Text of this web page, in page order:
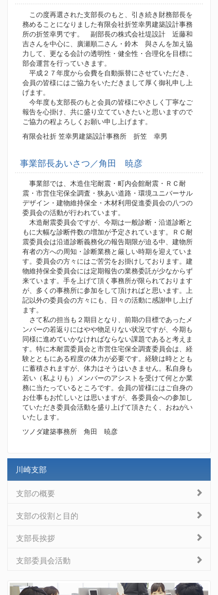
この度再選された支部長のもと、引き続き財務部長を
務めることになりました有限会社折笠幸男建築設計事務
所の折笠幸男です。 副部長の株式会社堤設計 近藤和
吉さんを中心に、廣瀬順二さん・鈴木 與さんを加え協
力して、更なる会計の透明性・健全性・合理化を目標に
部会運営を行っていきます。
平成２７年度から会費を自動振替にさせていただき、
会員の皆様にはご協力をいただきまして厚く御礼申し上
げます。
今年度も支部長のもと会員の皆様にやさしく丁寧なご
報告を心掛け、共に盛り立てていきたいと思いますので
ご協力の程よろしくお願い申し上げます。
有限会社折 笠幸男建築設計事務所 折笠 幸男
事業部長あいさつ／角田 暁彦
事業部では、木造住宅耐震・町内会館耐震・ＲＣ耐
震・市営住宅保全調査・狭あい道路・環境ユニバーサル
デザイン・建物維持保全・木材利用促進委員会の八つの
委員会の活動が行われています。
木造耐震委員会ですが、今期は一般診断・沿道診断と
もに大幅な診断件数の増加が予定されています。ＲＣ耐
震委員会は沿道診断義務化の報告期限が迫る中、建物所
有者の方への周知・診断業務と厳しい時期を迎えていま
す。委員会の方々にはご苦労をお掛けしております。建
物維持保全委員会には定期報告の業務委託が少なからず
来ています。手を上げて頂く事務所が限られております
が、多くの事務所に参加をして頂ければと思います。上
記以外の委員会の方々にも、日々の活動に感謝申し上げ
ます。
さて私の担当も２期目となり、前期の目標であったメ
ンバーの若返りにはやや物足りない状況ですが、今期も
同様に進めていかなければならない課題であると考えま
す。特に木耐震委員会と市営住宅保全調査委員会は、経
験とともにある程度の体力が必要です。経験は時ととも
に蓄積されますが、体力はそうはいきません。私自身も
若い（私よりも）メンバーのアシストを受けて何とか業
務に当たっているところです。会員の皆様にはご自身の
お仕事もお忙しいとは思いますが、各委員会への参加し
ていただき委員会活動を盛り上げて頂きたく、おねがい
いたします。
ツノダ建築事務所 角田 暁彦
川崎支部
支部の概要
支部の役割と目的
支部長挨拶
支部委員会活動